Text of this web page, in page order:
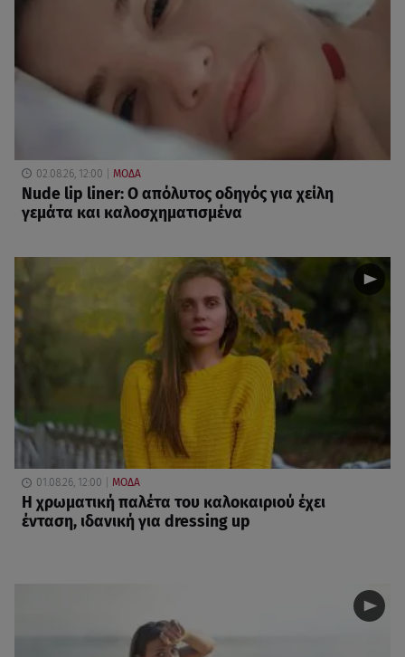
02.08.26, 12:00 ΜΟΔΑ
Nude lip liner: Ο απόλυτος οδηγός για χείλη
γεμάτα και καλοσχηματισμένα
01.08.26, 12:00 ΜΟΔΑ
Η χρωματική παλέτα του καλοκαιριού έχει
ένταση, ιδανική για dressing up